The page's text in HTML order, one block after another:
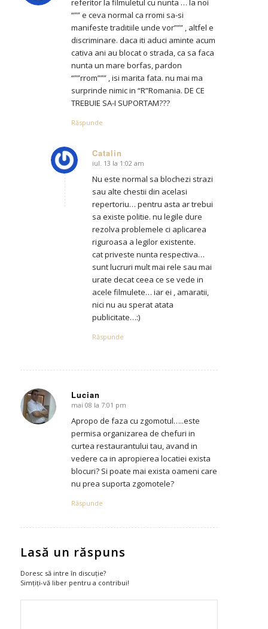
“”” e ceva normal ca rromi sa-si
manifeste traditiile unde vor””” , altfel e
discriminare. daca iti aduci aminte acum
cativa ani au blocat o strada, ca sa faca
nunta un mare borfas, pardon
“””rrom””” , isi marita fata. nu mai ma
surprinde nimic in “R”Romania. DE CE
TREBUIE SA-I SUPORTAM???
Răspunde
Catalin
says:
iul. 13 la 1:02 am
Nu este normal sa blochezi strazi
sau alte chestii din acelasi
repertoriu… pentru asta ar trebui
sa existe politie. nu legile dure
rezolva problemele ci aplicarea
riguroasa a legilor existente.
cat priveste nunta respectiva…
sunt lucruri mult mai rele sau mai
urate decat ceea ce se vede in
acele filmulete… iar ei , amaratii,
nici nu au sperat atata
publicitate…:)
Răspunde
Lucian
says:
mai 08 la 7:01 pm
Apropo de faza cu zgomotul…..este
permisa organizarea de chefuri in
curtea restaurantului tau, avand in
vedere ca in apropierea locatiei exista
blocuri? Si poate mai exista oameni care
nu prea suporta zgomotele?
Răspunde
Lasă un răspuns
Doresc să intre în discuție?
Simțiți-vă liber pentru a contribui!